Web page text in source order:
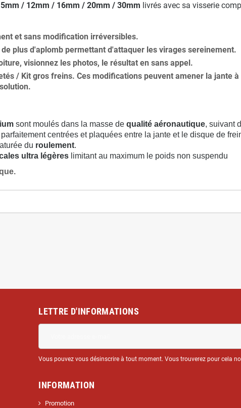
5mm / 12mm / 16mm / 20mm / 30mm livrés avec sa visserie
et sans modification irréversibles.
plus d'aplomb permettant d'attaquer les virages sereinement.
visionnez les photos, le résultat en sans appel.
/ Kit gros freins. Ces modifications peuvent amener la jante
.
sont moulés dans la masse de qualité aéronautique, suivant
centrées et plaquées entre la jante et le disque de
du roulement.
ultra légères limitant au maximum le poids non suspendu
LETTRE D'INFORMATIONS
Vous pouvez vous désinscrire à tout moment. Vous trouverez pour cela
INFORMATION
Promotion